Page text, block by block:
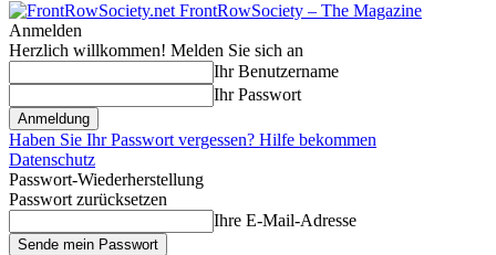
FrontRowSociety – The Magazine
Anmelden
Herzlich willkommen! Melden Sie sich an
Ihr Benutzername
Ihr Passwort
Haben Sie Ihr Passwort vergessen? Hilfe bekommen
Datenschutz
Passwort-Wiederherstellung
Passwort zurücksetzen
Ihre E-Mail-Adresse